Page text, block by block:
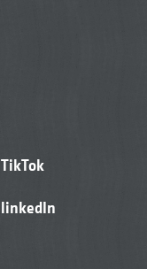
TikTok
linkedIn